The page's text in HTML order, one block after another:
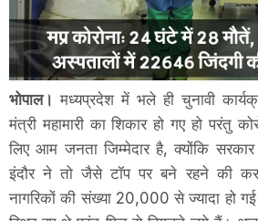
भोपाल। मध्यप्रदेश में भले ही चुनावी
मंत्री महामारी का शिकार हो गए हो परंतु
लिए आम जनता जिम्मेदार है, क्योंकि सरकार
इंदौर ने तो जैसे टॉप पर बने रहने की
नागरिकों की संख्या 20,000 से ज्यादा हो